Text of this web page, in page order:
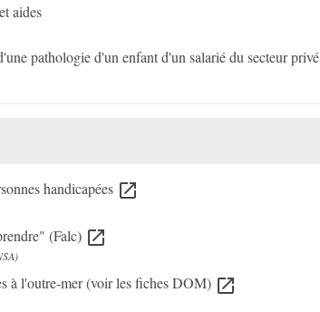
aides
pathologie d'un enfant d'un salarié du secteur privé
handicapées open_in_new
(Falc) open_in_new
à l'outre-mer (voir les fiches DOM) open_in_new